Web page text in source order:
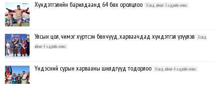
Хүндэтгэлийн барилдаанд 64 бөх оролцлоо Ховд аймаг-3 өдрийн өмнө
Улсын цол, чимэг хүртсэн бөхчүүд, харваачдад хүндэтгэл үзүүлэв
Ховд
аймаг-4 өдрийн өмнө
Үндэсний сурын харвааны шилдгүүд тодорлоо Ховд аймаг-4 өдрийн өмнө